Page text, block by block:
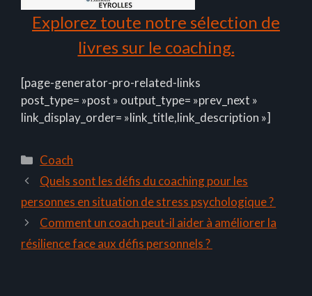
Explorez toute notre sélection de
livres sur le coaching.
[page-generator-pro-related-links
post_type= »post » output_type= »prev_next »
link_display_order= »link_title,link_description »]
Catégories
Coach
Quels sont les défis du coaching pour les
personnes en situation de stress psychologique ?
Comment un coach peut-il aider à améliorer la
résilience face aux défis personnels ?